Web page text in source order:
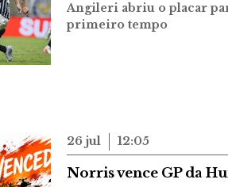
Angileri abriu o placar
primeiro tempo
26 jul 12:05
Norris vence GP da